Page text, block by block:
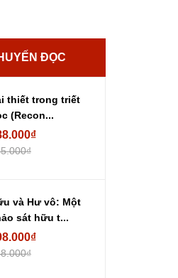
ĐỌC
thiết trong triết
(Recon...
và Hư vô: Một
sát hữu t...